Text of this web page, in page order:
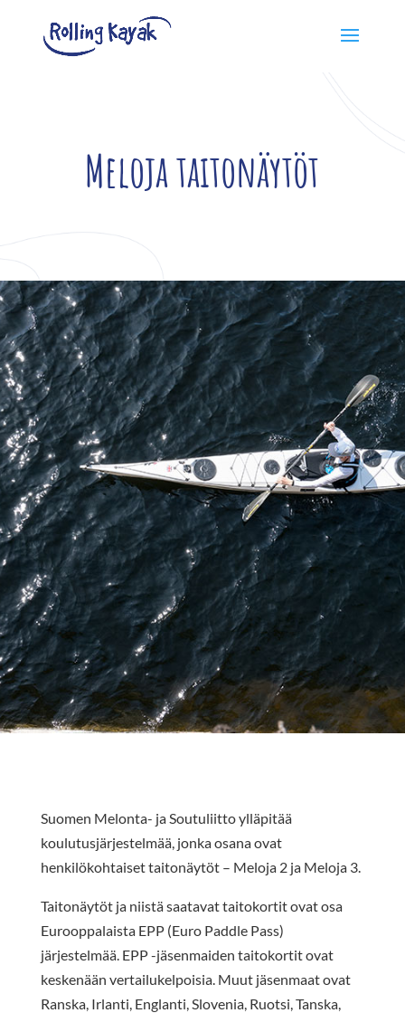
Meloja taitonäytöt
Suomen Melonta- ja Soutuliitto ylläpitää
koulutusjärjestelmää, jonka osana ovat
henkilökohtaiset taitonäytöt – Meloja 2 ja Meloja 3.
Taitonäytöt ja niistä saatavat taitokortit ovat osa
Eurooppalaista EPP (Euro Paddle Pass)
järjestelmää. EPP -jäsenmaiden taitokortit ovat
keskenään vertailukelpoisia.Muut jäsenmaat ovat
Ranska, Irlanti, Englanti, Slovenia, Ruotsi, Tanska,